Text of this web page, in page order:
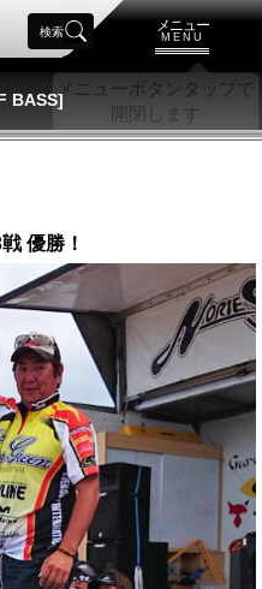
メニュー
MENU
検索
BASS]
優勝！